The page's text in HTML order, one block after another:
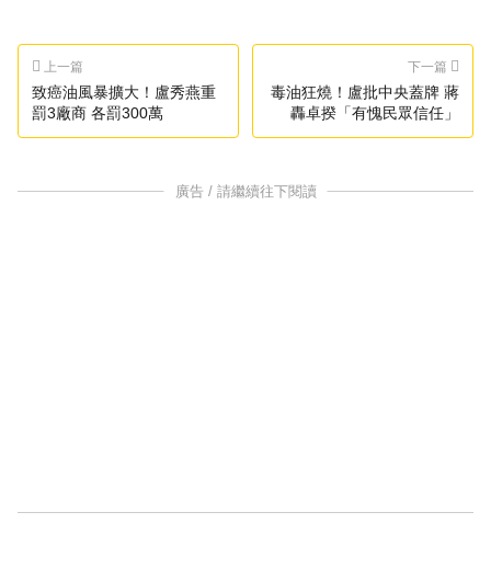
上一篇
致癌油風暴擴大！盧秀燕重
罰3廠商 各罰300萬
下一篇
毒油狂燒！盧批中央蓋牌 蔣
轟卓揆「有愧民眾信任」
廣告 / 請繼續往下閱讀